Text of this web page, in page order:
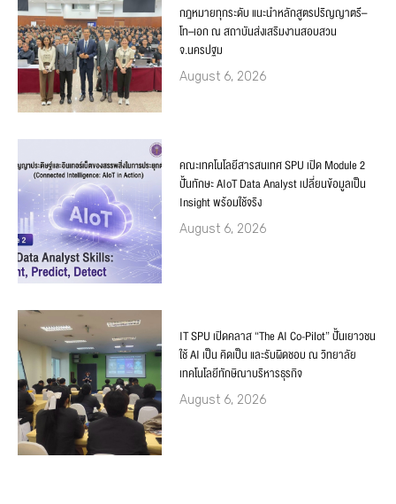
กฎหมายทุกระดับ แนะนำหลักสูตรปริญญาตรี–
โท–เอก ณ สถาบันส่งเสริมงานสอบสวน
จ.นครปฐม
August 6, 2026
คณะเทคโนโลยีสารสนเทศ SPU เปิด Module 2
ปั้นทักษะ AIoT Data Analyst เปลี่ยนข้อมูลเป็น
Insight พร้อมใช้จริง
August 6, 2026
IT SPU เปิดคลาส “The AI Co-Pilot” ปั้นเยาวชน
ใช้ AI เป็น คิดเป็น และรับผิดชอบ ณ วิทยาลัย
เทคโนโลยีทักษิณาบริหารธุรกิจ
August 6, 2026